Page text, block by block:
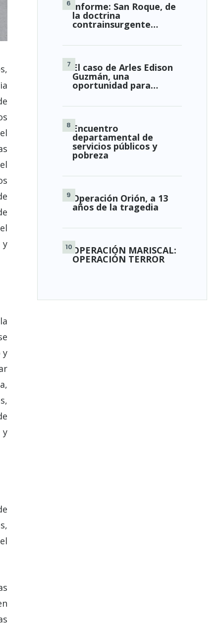
y
y
Informe: San Roque, de
la doctrina
contrainsurgente…
El caso de Arles Edison
Guzmán, una
oportunidad para…
Encuentro
departamental de
servicios públicos y
pobreza
Operación Orión, a 13
años de la tragedia
OPERACIÓN MARISCAL:
OPERACIÓN TERROR